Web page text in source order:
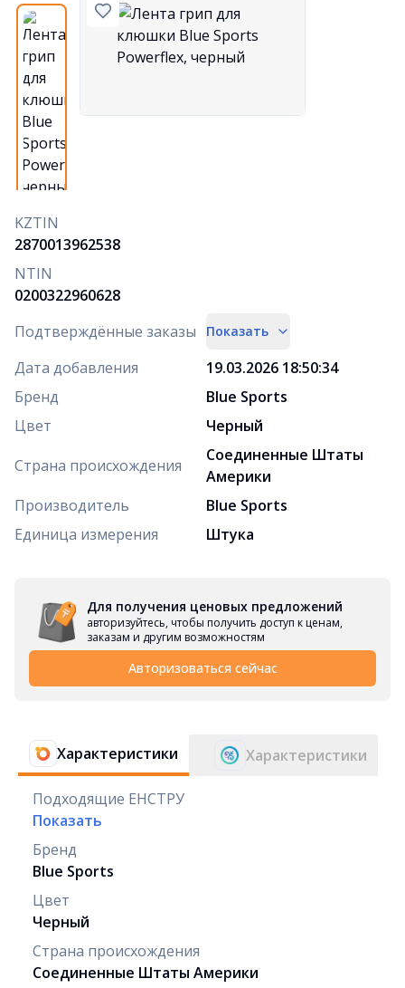
KZTIN
2870013962538
NTIN
0200322960628
Подтверждённые заказы
Показать
Дата добавления
19.03.2026 18:50:34
Бренд
Blue Sports
Цвет
Черный
Страна происхождения
Соединенные Штаты
Америки
Производитель
Blue Sports
Единица измерения
Штука
Для получения ценовых предложений
авторизуйтесь, чтобы получить доступ к ценам,
заказам и другим возможностям
Авторизоваться сейчас
Характеристики Характеристики
Подходящие ЕНСТРУ
Показать
Бренд
Blue Sports
Цвет
Черный
Страна происхождения
Соединенные Штаты Америки